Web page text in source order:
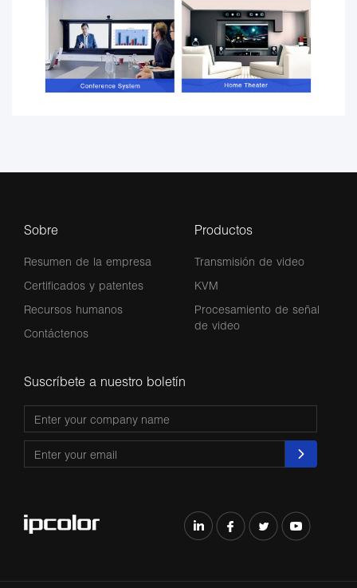
Sobre
Resumen de la empresa
Certificados y patentes
Recursos humanos
Contáctenos
Productos
Transmisión de video
KVM
Procesamiento de señal
de video
Suscríbete a nuestro boletín